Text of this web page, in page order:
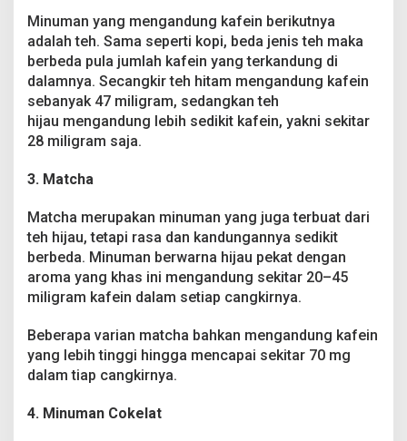
Minuman yang mengandung kafein berikutnya
adalah teh. Sama seperti kopi, beda jenis teh maka
berbeda pula jumlah kafein yang terkandung di
dalamnya. Secangkir teh hitam mengandung kafein
sebanyak 47 miligram, sedangkan teh
hijau mengandung lebih sedikit kafein, yakni sekitar
28 miligram saja.
3. Matcha
Matcha merupakan minuman yang juga terbuat dari
teh hijau, tetapi rasa dan kandungannya sedikit
berbeda. Minuman berwarna hijau pekat dengan
aroma yang khas ini mengandung sekitar 20–45
miligram kafein dalam setiap cangkirnya.
Beberapa varian matcha bahkan mengandung kafein
yang lebih tinggi hingga mencapai sekitar 70 mg
dalam tiap cangkirnya.
4. Minuman Cokelat